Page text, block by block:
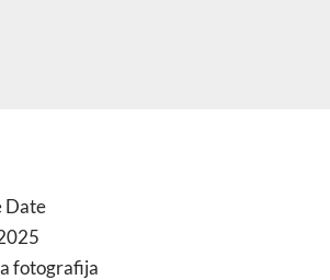
Date
fotografija